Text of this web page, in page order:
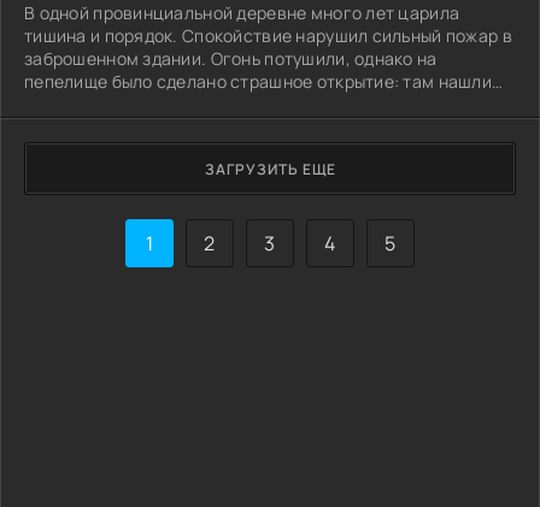
В одной провинциальной деревне много лет царила
тишина и порядок. Спокойствие нарушил сильный пожар в
заброшенном здании. Огонь потушили, однако на
пепелище было сделано страшное открытие: там нашли
ЗАГРУЗИТЬ ЕЩЕ
1 2 3 4 5